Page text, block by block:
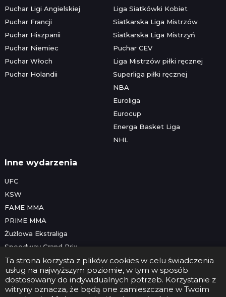
Ta strona korzysta z plików cookies w celu świadczenia
usług na najwyższym poziomie, w tym w sposób
dostosowany do indywidualnych potrzeb. Korzystanie z
witryny oznacza, że będą one zamieszczane w Twoim
Puchar Ligi Angielskiej
Puchar Francji
Puchar Hiszpanii
Puchar Niemiec
Puchar Włoch
Puchar Holandii
Liga Siatkówki Kobiet
Siatkarska Liga Mistrzów
Siatkarska Liga Mistrzyń
Puchar CEV
Liga Mistrzów piłki ręcznej
Superliga piłki ręcznej
NBA
Euroliga
Eurocup
Energa Basket Liga
NHL
Inne wydarzenia
UFC
KSW
FAME MMA
PRIME MMA
Żużlowa Ekstraliga
Speedway Grand Prix
Skoki narciarskie
Copyright © 2026 Futbolwtv.pl